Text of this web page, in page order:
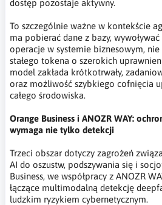
dostęp pozostaje aktywny.
To szczególnie ważne w kontekście
ma pobierać dane z bazy,
operacje w systemie biznesowym,
stałego tokena o szerokich
model zakłada krótkotrwały,
oraz możliwość szybkiego cofnięcia
całego środowiska.
Orange Business i ANOZR WAY:
wymaga nie tylko detekcji
Trzeci obszar dotyczy zagrożeń
AI do oszustw, podszywania się i
Business, we współpracy z ANOZR
łączące multimodalną detekcję
ludzkim ryzykiem cybernetycznym.